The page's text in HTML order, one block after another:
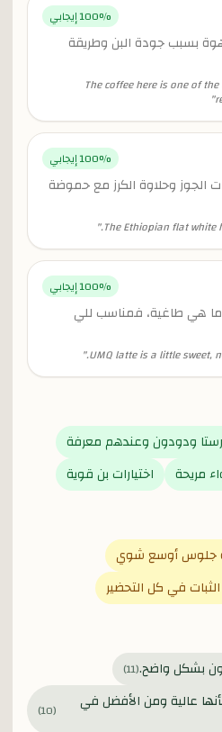
100% إيجابي
بسبب جودة البن وطريقة
The coffee here is one of
"
100% إيجابي
الجوز وحلاوة الكرز مع حموضة
The Ethiopian flat
"
100% إيجابي
هي طاغية، فمناسب للي
UMQ latte is a little sweet,
"
ودودون وعندهم معرفة
مريحة اختيارات بن قوية
جلوس أوسع شوي
في كل التحضير
بشكل واضح.(
11
)
عالية ومن الأفضل في (
10
)